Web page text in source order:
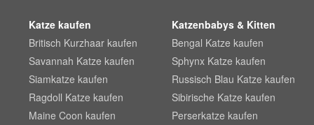
Katze kaufen
Britisch Kurzhaar kaufen
Savannah Katze kaufen
Siamkatze kaufen
Ragdoll Katze kaufen
Maine Coon kaufen
Katzenbabys & Kitten
Bengal Katze kaufen
Sphynx Katze kaufen
Russisch Blau Katze kaufen
Sibirische Katze kaufen
Perserkatze kaufen